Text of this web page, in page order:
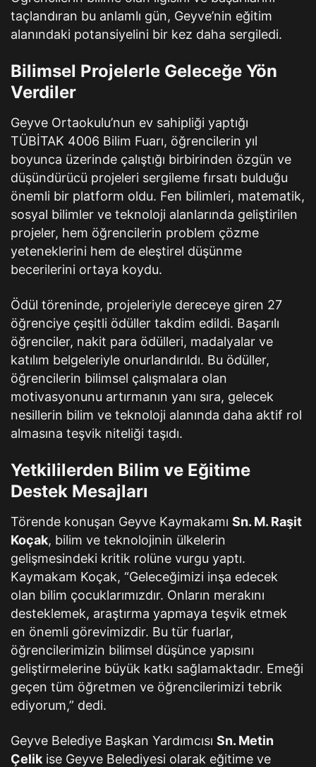
taçlandıran bu anlamlı gün, Geyve’nin eğitim
alanındaki potansiyelini bir kez daha sergiledi.
Bilimsel Projelerle Geleceğe Yön
Verdiler
Geyve Ortaokulu’nun ev sahipliği yaptığı
TÜBİTAK 4006 Bilim Fuarı, öğrencilerin yıl
boyunca üzerinde çalıştığı birbirinden özgün ve
düşündürücü projeleri sergileme fırsatı bulduğu
önemli bir platform oldu. Fen bilimleri, matematik,
sosyal bilimler ve teknoloji alanlarında geliştirilen
projeler, hem öğrencilerin problem çözme
yeteneklerini hem de eleştirel düşünme
becerilerini ortaya koydu.
Ödül töreninde, projeleriyle dereceye giren 27
öğrenciye çeşitli ödüller takdim edildi. Başarılı
öğrenciler, nakit para ödülleri, madalyalar ve
katılım belgeleriyle onurlandırıldı. Bu ödüller,
öğrencilerin bilimsel çalışmalara olan
motivasyonunu artırmanın yanı sıra, gelecek
nesillerin bilim ve teknoloji alanında daha aktif rol
almasına teşvik niteliği taşıdı.
Yetkililerden Bilim ve Eğitime
Destek Mesajları
Törende konuşan Geyve KaymakamıSn. M. Raşit
Koçak, bilim ve teknolojinin ülkelerin
gelişmesindeki kritik rolüne vurgu yaptı.
Kaymakam Koçak, “Geleceğimizi inşa edecek
olan bilim çocuklarımızdır. Onların merakını
desteklemek, araştırma yapmaya teşvik etmek
en önemli görevimizdir. Bu tür fuarlar,
öğrencilerimizin bilimsel düşünce yapısını
geliştirmelerine büyük katkı sağlamaktadır. Emeği
geçen tüm öğretmen ve öğrencilerimizi tebrik
ediyorum,” dedi.
Geyve Belediye Başkan YardımcısıSn. Metin
Çelik ise Geyve Belediyesi olarak eğitime ve